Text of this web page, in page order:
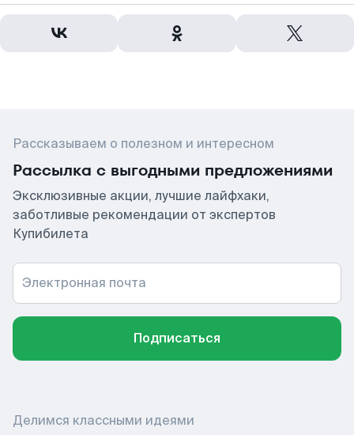
Рассказываем о полезном и интересном
Рассылка с выгодными предложениями
Эксклюзивные акции, лучшие лайфхаки,
заботливые рекомендации от экспертов
Купибилета
Электронная почта
Подписаться
Делимся классными идеями